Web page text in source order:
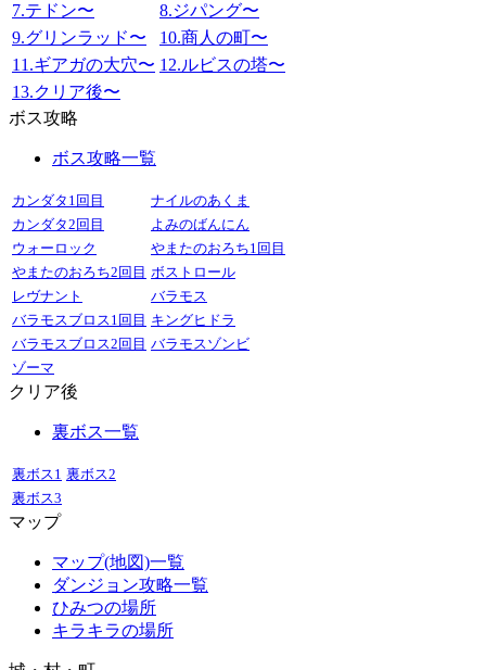
7.テドン〜
8.ジパング〜
9.グリンラッド〜
10.商人の町〜
11.ギアガの大穴〜 12.ルビスの塔〜
13.クリア後〜
ボス攻略
ボス攻略一覧
カンダタ1回目
ナイルのあくま
カンダタ2回目
よみのばんにん
ウォーロック
やまたのおろち1回目
やまたのおろち2回目 ボストロール
レヴナント
バラモス
バラモスブロス1回目 キングヒドラ
バラモスブロス2回目 バラモスゾンビ
ゾーマ
クリア後
裏ボス一覧
裏ボス1 裏ボス2
裏ボス3
マップ
マップ(地図)一覧
ダンジョン攻略一覧
ひみつの場所
キラキラの場所